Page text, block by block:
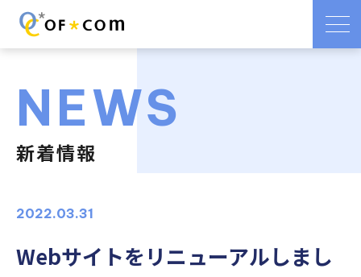
NEWS
新着情報
2022.03.31
Webサイトをリニューアルしまし